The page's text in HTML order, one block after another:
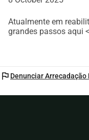
Atualmente em
grandes passos aqui
flag Denunciar Arrecadação